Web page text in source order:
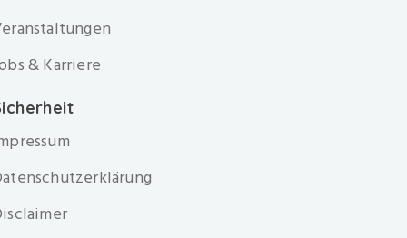
& Karriere